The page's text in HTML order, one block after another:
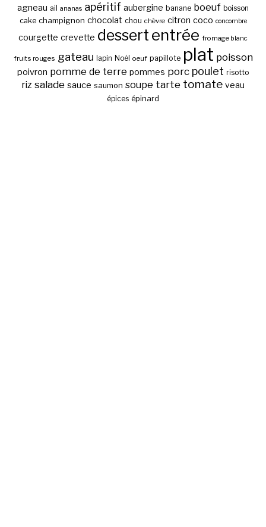
agneau ail ananas apéritif aubergine banane boeuf boisson
cake champignon chocolat chou chèvre citron coco concombre
courgette crevette dessert entrée fromage blanc
fruits rouges gateau lapin Noël oeuf papillote plat poisson
poivron pomme de terre pommes porc poulet risotto
riz salade sauce saumon soupe tarte tomate veau
épices épinard